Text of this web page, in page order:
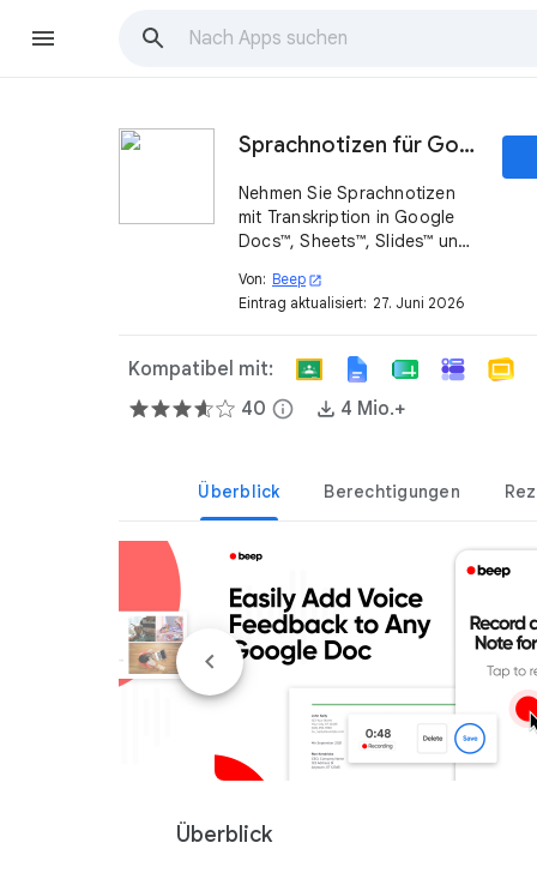
Sprachnotizen für Google Docs™ – Beep
Nehmen Sie Sprachnotizen
mit Transkription in Google
Docs™, Sheets™, Slides™ und
klareres, persönlicheres und
schnelleres Feedback.
Von: Beep open_in_new
Eintrag aktualisiert: 27. Juni 2026
Kompatibel mit:
40 info 4 Mio.+
Überblick Berechtigungen
Überblick